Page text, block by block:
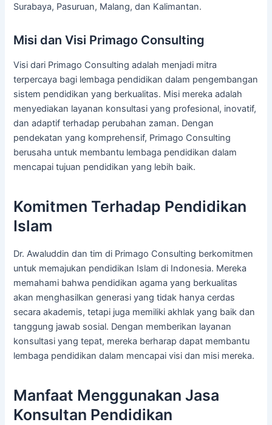
Surabaya, Pasuruan, Malang, dan Kalimantan.
Misi dan Visi Primago Consulting
Visi dari Primago Consulting adalah menjadi mitra
terpercaya bagi lembaga pendidikan dalam pengembangan
sistem pendidikan yang berkualitas. Misi mereka adalah
menyediakan layanan konsultasi yang profesional, inovatif,
dan adaptif terhadap perubahan zaman. Dengan
pendekatan yang komprehensif, Primago Consulting
berusaha untuk membantu lembaga pendidikan dalam
mencapai tujuan pendidikan yang lebih baik.
Komitmen Terhadap Pendidikan
Islam
Dr. Awaluddin dan tim di Primago Consulting berkomitmen
untuk memajukan pendidikan Islam di Indonesia. Mereka
memahami bahwa pendidikan agama yang berkualitas
akan menghasilkan generasi yang tidak hanya cerdas
secara akademis, tetapi juga memiliki akhlak yang baik dan
tanggung jawab sosial. Dengan memberikan layanan
konsultasi yang tepat, mereka berharap dapat membantu
lembaga pendidikan dalam mencapai visi dan misi mereka.
Manfaat Menggunakan Jasa
Konsultan Pendidikan